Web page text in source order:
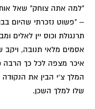
"למה אתה צוחק" שאל
– "פשוט נזכרתי שהיום
תרנגולת וכוס יין לאלים
אסמים מלאי תנובה, ויקב
איכר מצפה לכל כך הרבה
המלך צ'י הבין את
שלו למלך השכן.